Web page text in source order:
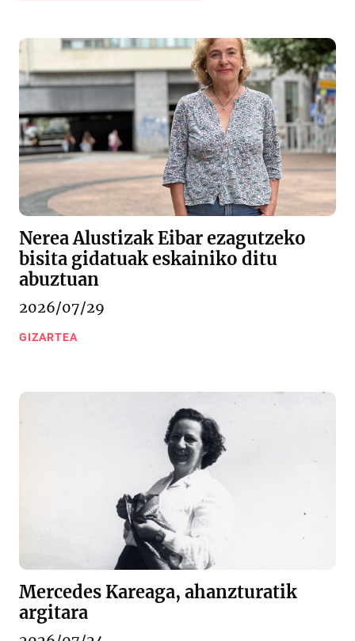
Nerea Alustizak Eibar ezagutzeko
bisita gidatuak eskainiko ditu
abuztuan
2026/07/29
GIZARTEA
Mercedes Kareaga, ahanzturatik
argitara